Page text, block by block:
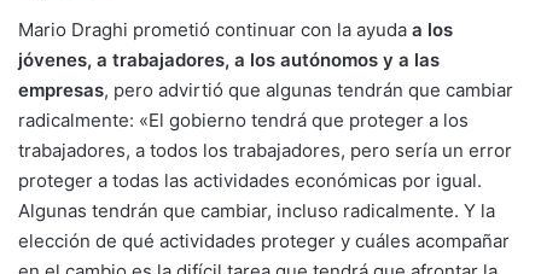
Mario Draghi prometió continuar con la ayuda a los
jóvenes, a trabajadores, a los autónomos y a las
empresas, pero advirtió que algunas tendrán que cambiar
radicalmente: «El gobierno tendrá que proteger a los
trabajadores, a todos los trabajadores, pero sería un error
proteger a todas las actividades económicas por igual.
Algunas tendrán que cambiar, incluso radicalmente. Y la
elección de qué actividades proteger y cuáles acompañar